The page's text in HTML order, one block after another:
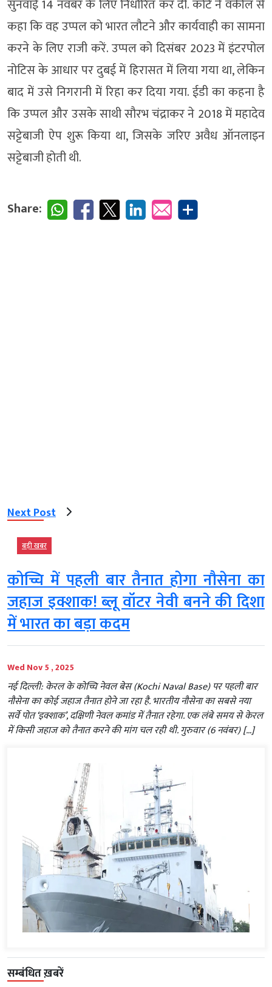
सुनवाई 14 नवंबर के लिए निर्धारित कर दी. कोर्ट ने वकील से
कहा कि वह उप्पल को भारत लौटने और कार्यवाही का सामना
करने के लिए राजी करें. उप्पल को दिसंबर 2023 में इंटरपोल
नोटिस के आधार पर दुबई में हिरासत में लिया गया था, लेकिन
बाद में उसे निगरानी में रिहा कर दिया गया. ईडी का कहना है
कि उप्पल और उसके साथी सौरभ चंद्राकर ने 2018 में महादेव
सट्टेबाजी ऐप शुरू किया था, जिसके जरिए अवैध ऑनलाइन
सट्टेबाजी होती थी.
Share:
Next Post
बड़ी खबर
कोच्चि में पहली बार तैनात होगा नौसेना का
जहाज इक्शाक! ब्लू वॉटर नेवी बनने की दिशा
में भारत का बड़ा कदम
Wed Nov 5 , 2025
नई दिल्ली: केरल के कोच्चि नेवल बेस (Kochi Naval Base) पर पहली बार
नौसेना का कोई जहाज तैनात होने जा रहा है. भारतीय नौसेना का सबसे नया
सर्वे पोत ‘इक्शाक’, दक्षिणी नेवल कमांड में तैनात रहेगा. एक लंबे समय से केरल
में किसी जहाज को तैनात करने की मांग चल रही थी. गुरुवार (6 नवंबर) […]
सम्बंधित ख़बरें